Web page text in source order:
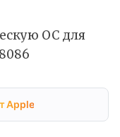
ОС для
Apple